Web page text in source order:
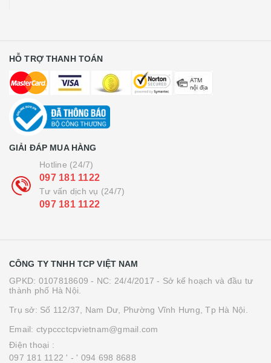
HỖ TRỢ THANH TOÁN
GIẢI ĐÁP MUA HÀNG
Hotline (24/7)
097 181 1122
Tư vấn dịch vụ (24/7)
097 181 1122
CÔNG TY TNHH TCP VIỆT NAM
GPKD: 0107818609 - NC: 24/4/2017 - Sở kế hoạch và đầu tư
thành phố Hà Nội.
Trụ sở: Số 112/37, Nam Dư, Phường Vĩnh Hưng, Tp Hà Nội.
Email: ctypccctcpvietnam@gmail.com
Điện thoại :
097 181 1122 ' - ' 094 698 8688